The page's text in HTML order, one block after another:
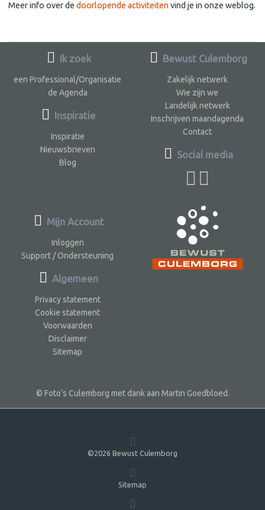
Meer info over de doorlopende activiteiten vind je in onze weblog.
Ik zoek
een Professional/Organisatie
de Agenda
Inspiratie
Inspiratie
Nieuwsbrieven
Blog
Bewust Culemborg
Zakelijk netwerk
Wie zijn we
Landelijk netwerk
Inschrijven maandagenda
Contact
Social media
Mijn Account
Inloggen
Support / Ondersteuning
Algemeen
Privacy statement
Cookie statement
Voorwaarden
Disclaimer
Sitemap
© Foto’s Culemborg met dank aan Martin Goedbloed.
©2026 Bewust Culemborg
Sitemap